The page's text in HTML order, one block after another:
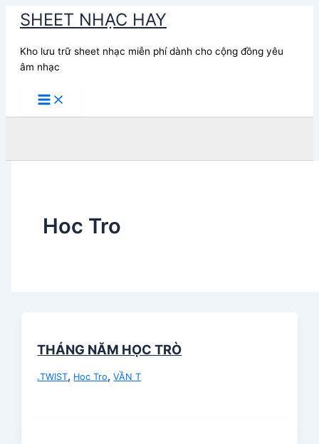
Nhảy
dung
SHEET NHẠC HAY
Kho lưu trữ sheet nhạc miễn phí dành cho cộng đồng yêu
âm nhạc
Hoc Tro
THÁNG NĂM HỌC TRÒ
.TWIST, Hoc Tro,VẦN T